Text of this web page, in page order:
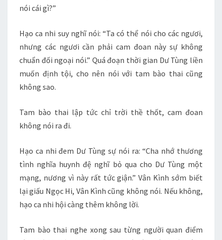
nói cái gì?”
Hạo ca nhi suy nghĩ nói: “Ta có thể nói cho các ngươi,
nhưng các ngươi cần phải cam đoan này sự không
chuẩn đối ngoại nói.” Quá đoạn thời gian Dư Tùng liền
muốn định tội, cho nên nói với tam bào thai cũng
không sao.
Tam bào thai lập tức chỉ trời thề thốt, cam đoan
không nói ra đi.
Hạo ca nhi đem Dư Tùng sự nói ra: “Cha nhớ thương
tình nghĩa huynh đệ nghĩ bỏ qua cho Dư Tùng một
mạng, nương vì này rất tức giận.” Vân Kình sớm biết
lại giấu Ngọc Hi, Vân Kình cũng không nói. Nếu không,
hạo ca nhi hội càng thêm không lời.
Tam bào thai nghe xong sau từng người quan điểm